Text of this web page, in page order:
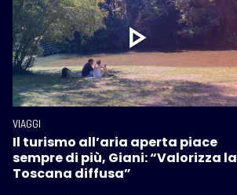
VIAGGI
Il turismo all’aria aperta piace
sempre di più, Giani: “Valorizza la
Toscana diffusa”